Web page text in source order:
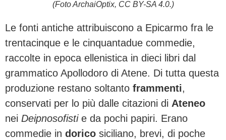
(Foto ArchaiOptix, CC BY-SA 4.0.)
Le fonti antiche attribuiscono a Epicarmo fra le
trentacinque e le cinquantadue commedie,
raccolte in epoca ellenistica in dieci libri dal
grammatico Apollodoro di Atene. Di tutta questa
produzione restano soltanto frammenti,
conservati per lo più dalle citazioni di Ateneo
nei Deipnosofistie da pochi papiri. Erano
commedie in dorico siciliano, brevi, di poche